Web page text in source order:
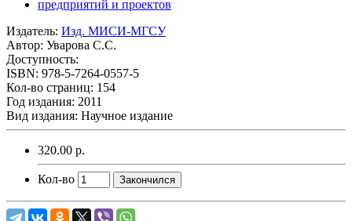
Издатель: Изд. МИСИ-МГСУ
Автор: Уварова С.С.
Доступность:
ISBN: 978-5-7264-0557-5
Кол-во страниц: 154
Год издания: 2011
Вид издания: Научное издание
320.00 р.
Кол-во Закончился